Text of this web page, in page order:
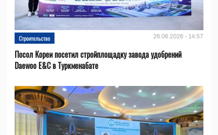
Строительство 26.06.2026 - 14:57
Посол Кореи посетил стройплощадку завода удобрений
Daewoo E&C в Туркменабате